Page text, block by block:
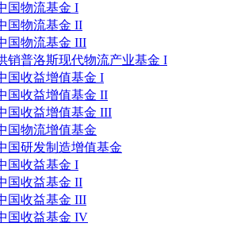
国物流基金 I
国物流基金 II
国物流基金 III
销普洛斯现代物流产业基金 I
国收益增值基金 I
国收益增值基金 II
国收益增值基金 III
国物流增值基金
国研发制造增值基金
国收益基金 I
国收益基金 II
国收益基金 III
国收益基金 IV